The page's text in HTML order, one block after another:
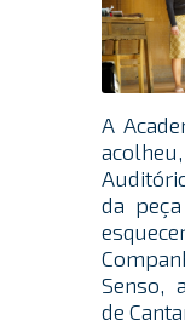
A
da
Senso,
de